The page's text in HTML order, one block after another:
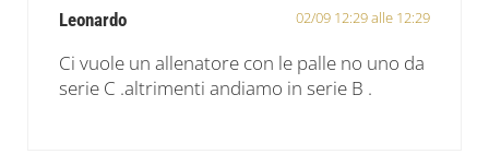
Leonardo 02/09 12:29 alle 12:29
Ci vuole un allenatore con le palle no uno da
serie C .altrimenti andiamo in serie B .